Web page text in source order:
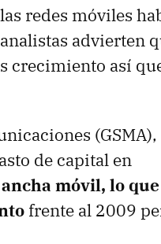
redes móviles
advierten
crecimiento así
(GSMA),
de capital en
móvil, lo que
frente al 2009